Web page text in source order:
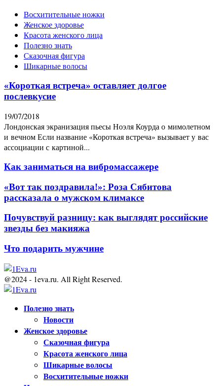
Восхитительные ножки
Женское здоровье
Красота женского лица
Полезно знать
Сказочная фигура
Шикарные волосы
«Короткая встреча» оставляет долгое
послевкусие
19/07/2018
Лондонская экранизация пьесы Ноэля Коурда о мимолетном
и вечном Если название «Короткая встреча» вызывает у вас
ассоциации с картиной...
Как заниматься на вибромассажере
«Вот так поздравила!»: Роза Сябитова
рассказала о мужском климаксе
Почувствуй разницу: как выглядят российские
звезды без макияжа
Что подарить мужчине
@2024 - 1eva.ru. All Right Reserved.
Полезно знать
Новости
Женское здоровье
Сказочная фигура
Красота женского лица
Шикарные волосы
Восхитительные ножки